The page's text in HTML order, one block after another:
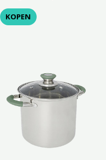
KOPEN